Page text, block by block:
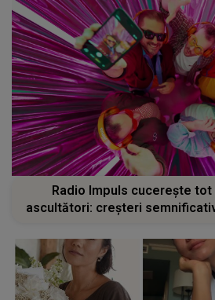
Radio Impuls cucerește tot
ascultători: creșteri